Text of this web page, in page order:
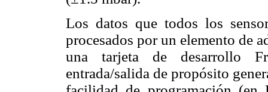
Los datos que todos los
procesados por un elemento de
una tarjeta de desarrollo
entrada/salida de propósito